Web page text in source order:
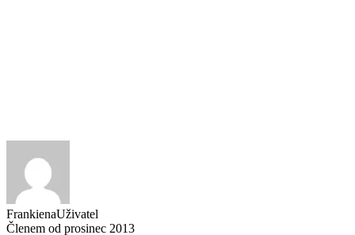
FrankienaUživatel
Členem od prosinec 2013